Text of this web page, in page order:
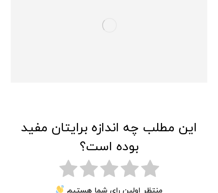
این مطلب چه اندازه برایتان مفید
بوده است؟
منتظر اولین رای شما هستیم